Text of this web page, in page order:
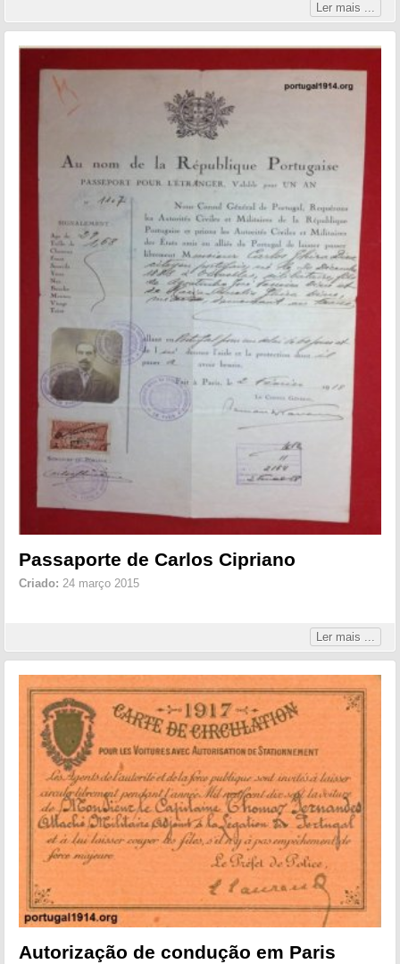
Ler mais ...
Passaporte de Carlos Cipriano
Criado: 24 março 2015
Ler mais ...
Autorização de condução em Paris